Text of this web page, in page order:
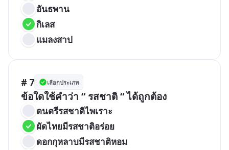
อันธพาน
กิเลส
แมลงสาป
# 7 เลือกประเภท
ข้อใดใช้คำว่า “ รสชาติ “ ได้ถูกต้อง
ดนตรีรสชาติไพเราะ
ผัดไทยมีรสชาติอร่อย
ดอกกุหลาบมีรสชาติหอม